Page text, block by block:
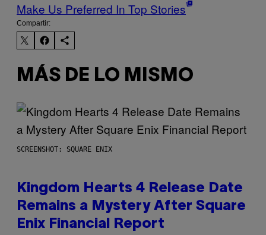
Make Us Preferred In Top Stories
Compartir:
MÁS DE LO MISMO
SCREENSHOT: SQUARE ENIX
Kingdom Hearts 4 Release Date
Remains a Mystery After Square
Enix Financial Report